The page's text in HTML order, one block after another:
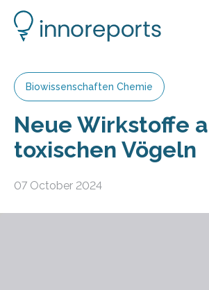
Biowissenschaften Chemie
Neue Wirkstoffe
toxischen Vögeln
07 October 2024